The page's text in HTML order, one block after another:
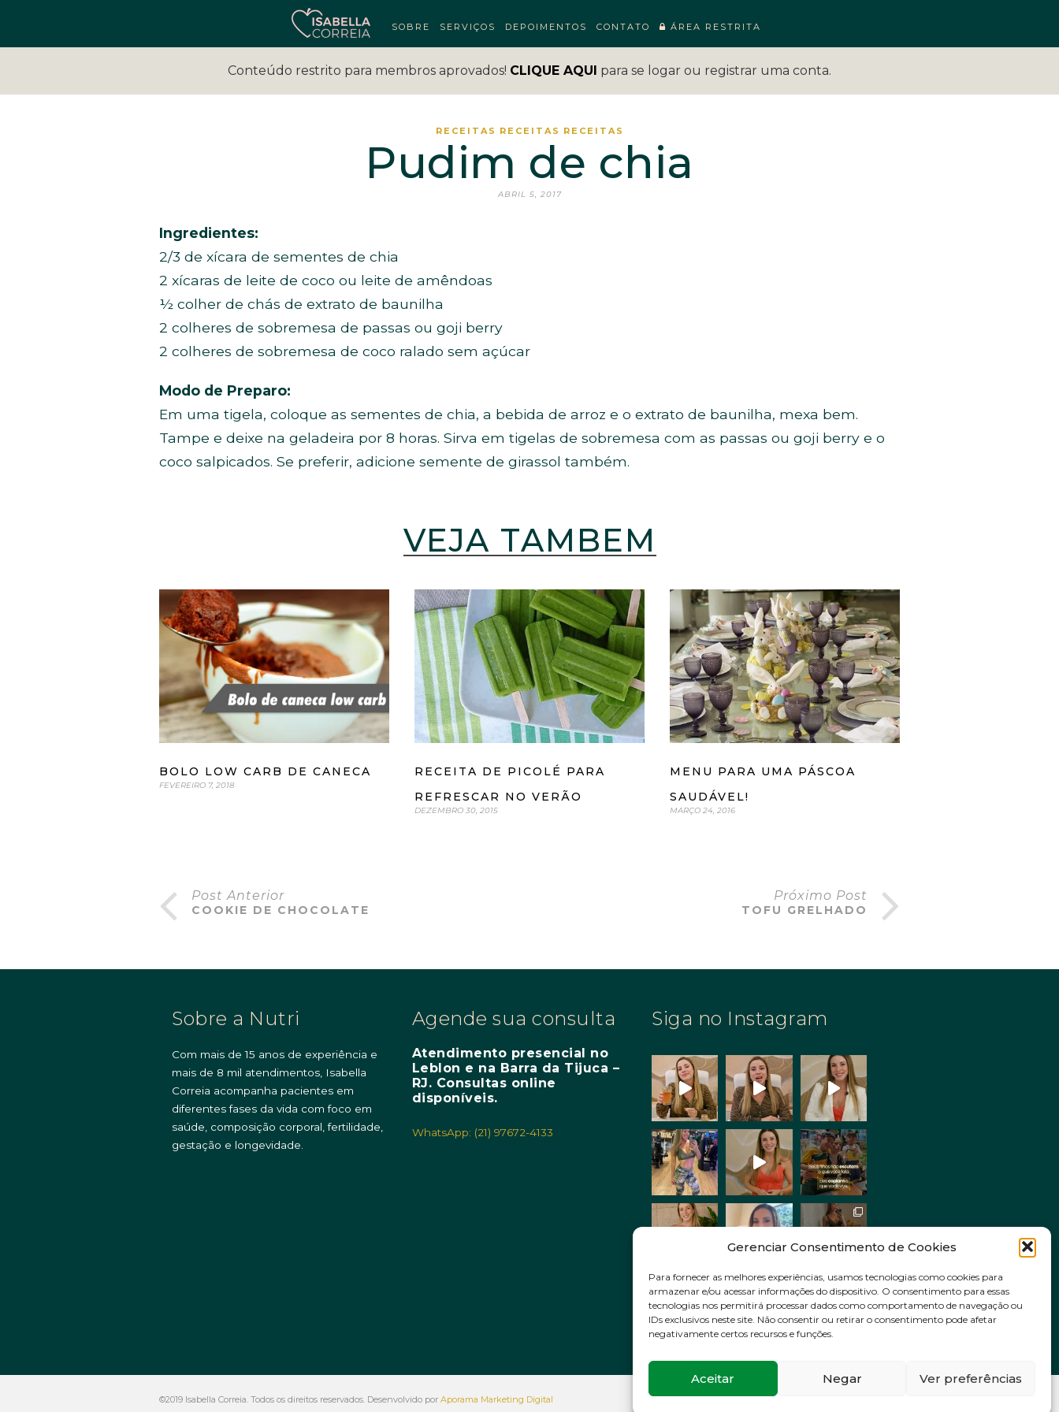
Gerenciar Consentimento de Cookies
Para fornecer as melhores experiências, usamos tecnologias como cookies para
armazenar e/ou acessar informações do dispositivo. O consentimento para essas
tecnologias nos permitirá processar dados como comportamento de navegação ou
IDs exclusivos neste site. Não consentir ou retirar o consentimento pode afetar
negativamente certos recursos e funções.
Aceitar Negar Ver preferências
SOBRE SERVIÇOS DEPOIMENTOS CONTATO ÁREA RESTRITA
Conteúdo restrito para membros aprovados! CLIQUE AQUI para se logar ou registrar uma conta.
RECEITAS RECEITAS RECEITAS
Pudim de chia
ABRIL 5, 2017
Ingredientes:
2/3 de xícara de sementes de chia
2 xícaras de leite de coco ou leite de amêndoas
½ colher de chás de extrato de baunilha
2 colheres de sobremesa de passas ou goji berry
2 colheres de sobremesa de coco ralado sem açúcar
Modo de Preparo:
Em uma tigela, coloque as sementes de chia, a bebida de arroz e o extrato de baunilha, mexa bem.
Tampe e deixe na geladeira por 8 horas. Sirva em tigelas de sobremesa com as passas ou goji berry e o
coco salpicados. Se preferir, adicione semente de girassol também.
VEJA TAMBÉM
BOLO LOW CARB DE CANECA
FEVEREIRO 7, 2018
RECEITA DE PICOLÉ PARA
REFRESCAR NO VERÃO
DEZEMBRO 30, 2015
MENU PARA UMA PÁSCOA
SAUDÁVEL!
MARÇO 24, 2016
Post Anterior
COOKIE DE CHOCOLATE
Próximo Post
TOFU GRELHADO
Sobre a Nutri
Com mais de 15 anos de experiência e
mais de 8 mil atendimentos, Isabella
Correia acompanha pacientes em
diferentes fases da vida com foco em
saúde, composição corporal, fertilidade,
gestação e longevidade.
Agende sua consulta
Atendimento presencial no
Leblon e na Barra da Tijuca –
RJ. Consultas online
disponíveis.
WhatsApp: (21) 97672-4133
Siga no Instagram
Siga no Instagram
©2019 Isabella Correia. Todos os direitos reservados. Desenvolvido por Aporama Marketing Digital